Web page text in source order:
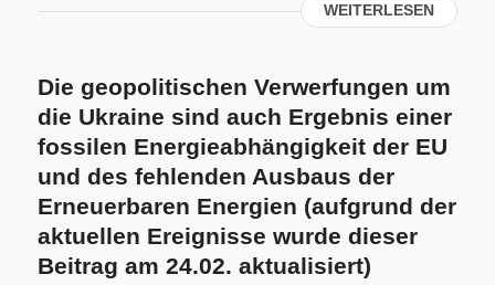
WEITERLESEN
Die geopolitischen Verwerfungen um
die Ukraine sind auch Ergebnis einer
fossilen Energieabhängigkeit der EU
und des fehlenden Ausbaus der
Erneuerbaren Energien (aufgrund der
aktuellen Ereignisse wurde dieser
Beitrag am 24.02. aktualisiert)